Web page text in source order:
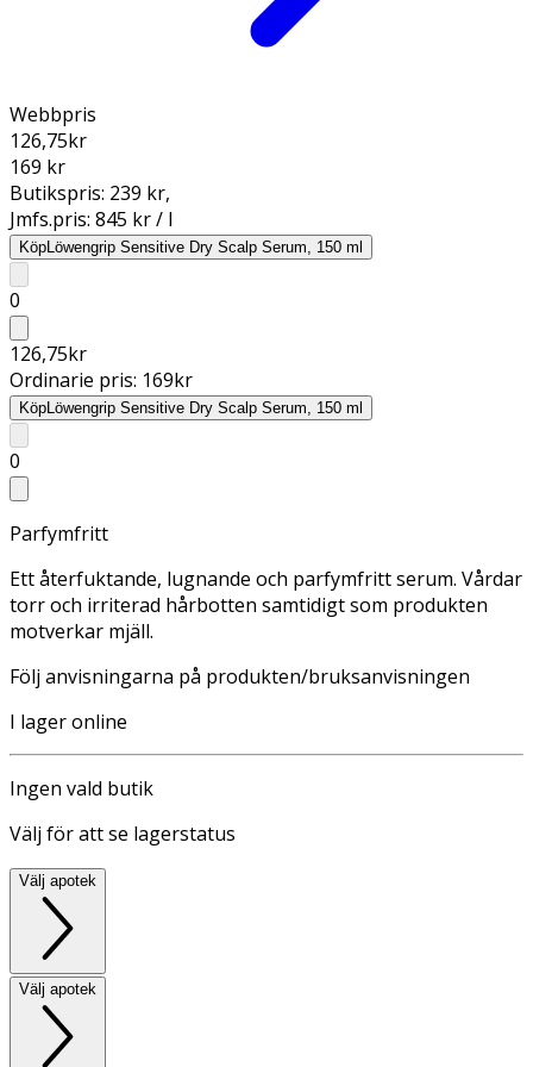
Webbpris
126,75kr
169 kr
Butikspris: 239 kr,
Jmfs.pris: 845 kr / l
KöpLöwengrip Sensitive Dry Scalp Serum, 150 ml
0
126,75kr
Ordinarie pris: 169kr
KöpLöwengrip Sensitive Dry Scalp Serum, 150 ml
0
Parfymfritt
Ett återfuktande, lugnande och parfymfritt serum. Vårdar
torr och irriterad hårbotten samtidigt som produkten
motverkar mjäll.
Följ anvisningarna på produkten/bruksanvisningen
I lager online
Ingen vald butik
Välj för att se lagerstatus
Välj apotek
Välj apotek